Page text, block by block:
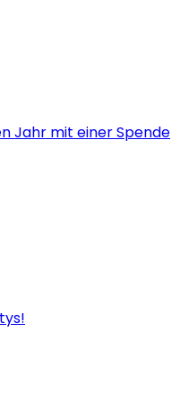
Jahr mit einer Spende